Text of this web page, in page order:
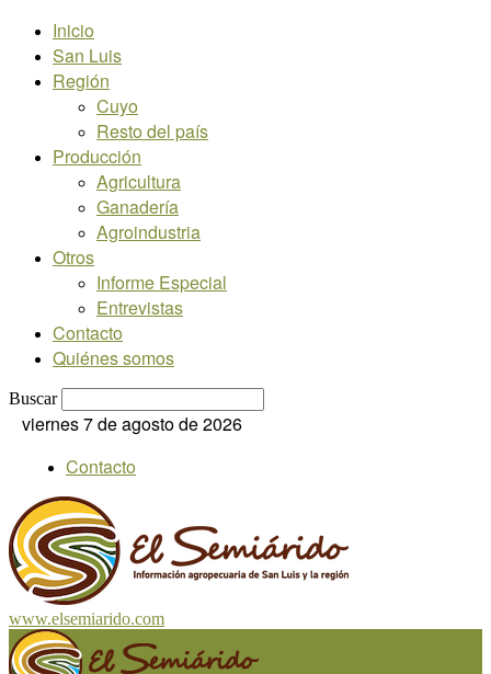
Inicio
San Luis
Región
Cuyo
Resto del país
Producción
Agricultura
Ganadería
Agroindustria
Otros
Informe Especial
Entrevistas
Contacto
Quiénes somos
Buscar
viernes 7 de agosto de 2026
Contacto
www.elsemiarido.com